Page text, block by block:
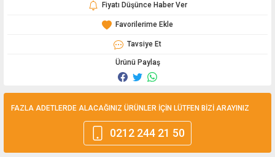
Fiyatı Düşünce Haber Ver
Tavsiye Et
Ürünü Paylaş
FAZLA ADETLERDE ALACAĞINIZ ÜRÜNLER İÇİN LÜTFEN BİZİ ARAYINIZ
0212 244 21 50